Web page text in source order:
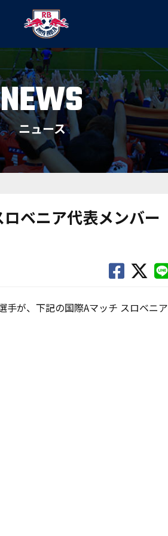
NEWS
ニュース
ベニア代表メンバー
手が、下記の国際Aマッチ スロベニア